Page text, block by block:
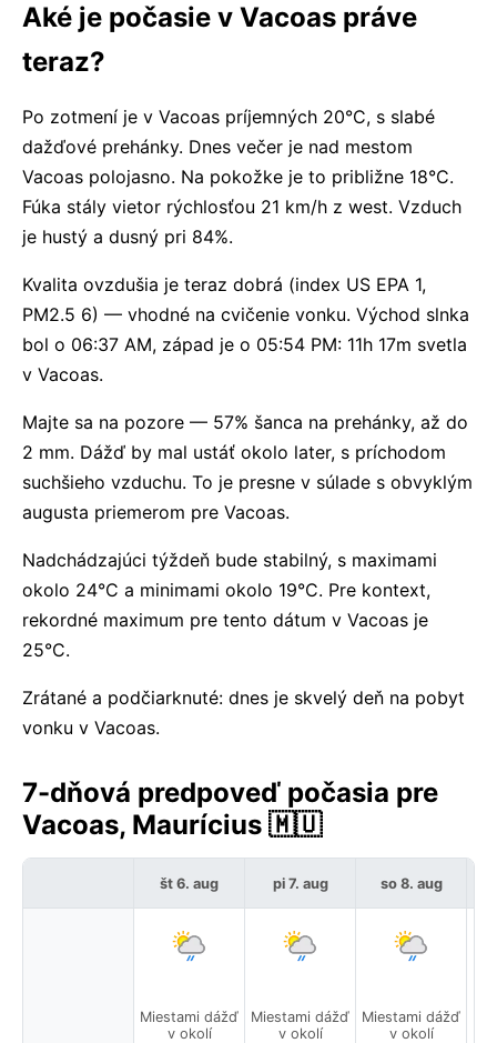
Aké je počasie v Vacoas práve
teraz?
Po zotmení je v Vacoas príjemných 20°C, s slabé
dažďové prehánky. Dnes večer je nad mestom
Vacoas polojasno. Na pokožke je to približne 18°C.
Fúka stály vietor rýchlosťou 21 km/h z west. Vzduch
je hustý a dusný pri 84%.
Kvalita ovzdušia je teraz dobrá (index US EPA 1,
PM2.5 6) — vhodné na cvičenie vonku. Východ slnka
bol o 06:37 AM, západ je o 05:54 PM: 11h 17m svetla
v Vacoas.
Majte sa na pozore — 57% šanca na prehánky, až do
2 mm. Dážď by mal ustáť okolo later, s príchodom
suchšieho vzduchu. To je presne v súlade s obvyklým
augusta priemerom pre Vacoas.
Nadchádzajúci týždeň bude stabilný, s maximami
okolo 24°C a minimami okolo 19°C. Pre kontext,
rekordné maximum pre tento dátum v Vacoas je
25°C.
Zrátané a podčiarknuté: dnes je skvelý deň na pobyt
vonku v Vacoas.
7-dňová predpoveď počasia pre
Vacoas, Maurícius 🇲🇺
št 6. aug
Miestami dážď
v okolí
pi 7. aug
Miestami dážď
v okolí
so 8. aug
Miestami dážď
v okolí